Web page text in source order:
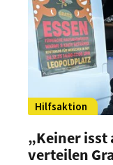
Hilfsaktion
„Keiner isst
verteilen